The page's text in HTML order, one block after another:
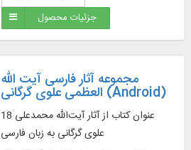
جزئیات محصول
مجموعه آثار فارسی آیت الله
العظمی علوی گرگانی (Android)
18 عنوان کتاب از آثار آیت‌الله محمدعلی
علوی گرگانی به زبان فارسی